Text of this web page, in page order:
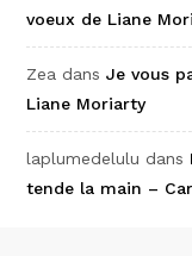
voeux de Liane
Zea dans Je vous
Liane Moriarty
laplumedelulu dans
tende la main –